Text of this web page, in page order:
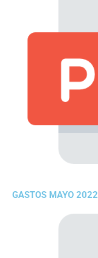
GASTOS MAYO 2022